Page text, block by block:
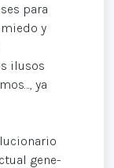
para
y
ilusos
ya
gene-